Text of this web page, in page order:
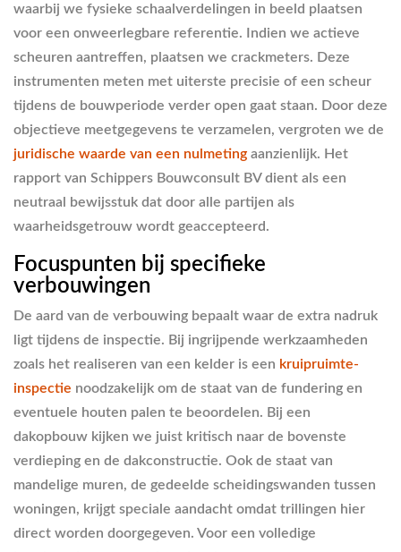
waarbij we fysieke schaalverdelingen in beeld plaatsen
voor een onweerlegbare referentie. Indien we actieve
scheuren aantreffen, plaatsen we crackmeters. Deze
instrumenten meten met uiterste precisie of een scheur
tijdens de bouwperiode verder open gaat staan. Door deze
objectieve meetgegevens te verzamelen, vergroten we de
juridische waarde van een nulmeting aanzienlijk. Het
rapport van Schippers Bouwconsult BV dient als een
neutraal bewijsstuk dat door alle partijen als
waarheidsgetrouw wordt geaccepteerd.
Focuspunten bij specifieke
verbouwingen
De aard van de verbouwing bepaalt waar de extra nadruk
ligt tijdens de inspectie. Bij ingrijpende werkzaamheden
zoals het realiseren van een kelder is een kruipruimte-
inspectie noodzakelijk om de staat van de fundering en
eventuele houten palen te beoordelen. Bij een
dakopbouw kijken we juist kritisch naar de bovenste
verdieping en de dakconstructie. Ook de staat van
mandelige muren, de gedeelde scheidingswanden tussen
woningen, krijgt speciale aandacht omdat trillingen hier
direct worden doorgegeven. Voor een volledige